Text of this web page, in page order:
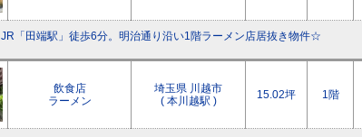
JR「田端駅」徒歩6分。明治通り沿い1階ラーメン店居抜き物件☆
飲食店
ラーメン
埼玉県 川越市
( 本川越駅 )
15.02坪 1階